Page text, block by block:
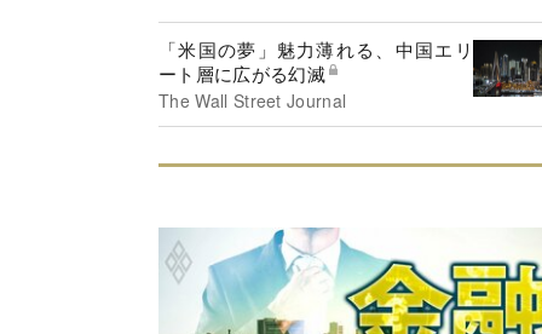
「米国の夢」魅力薄れる、中国エリ
ート層に広がる幻滅
The Wall Street Journal